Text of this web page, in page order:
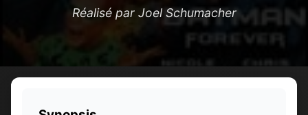
Réalisé par Joel Schumacher